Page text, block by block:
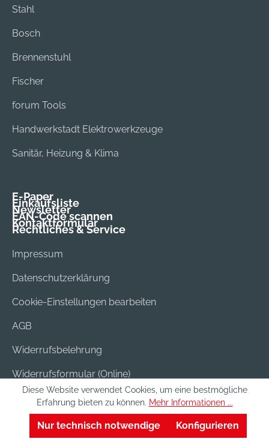
Stahl
Bosch
Brennenstuhl
Fischer
forum Tools
Handwerkstadt Elektrowerkzeuge
Sanitär, Heizung & Klima
E-Paper
Einkaufsliste
Newsletter
EAN-Code scannen
Kontaktformular
Rechtliches & Service
Impressum
Datenschutzerklärung
Cookie-Einstellungen bearbeiten
AGB
Widerrufsbelehrung
Widerrufsformular (Online)
Versand & Bezahlung
Batterieentsorgung
Diese Website verwendet Cookies, um eine bestmögliche
Erfahrung bieten zu können. Mehr Informationen ...
Nur technisch notwendige Konfigurieren